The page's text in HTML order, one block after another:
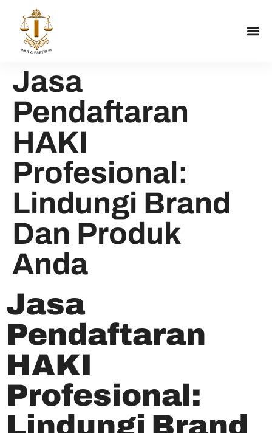
Jasa
Pendaftaran
HAKI
Profesional:
Lindungi Brand
Dan Produk
Anda
Jasa
Pendaftaran
HAKI
Profesional:
Lindungi Brand